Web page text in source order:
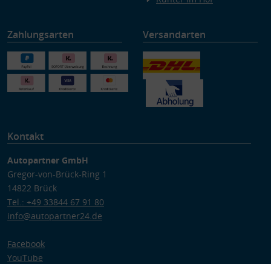
Zahlungsarten Versandarten
Kontakt
Autopartner GmbH
Gregor-von-Brück-Ring 1
14822 Brück
Tel.: +49 33844 67 91 80
info@autopartner24.de
Facebook
YouTube